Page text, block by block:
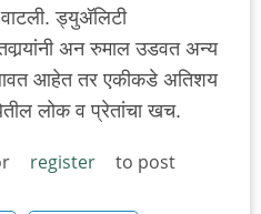
वाटली. ड्युअ‍ॅलिटी
अन रुमाल उडवत अन्य
आहेत तर एकीकडे अतिशय
लोक व प्रेतांचा खच.
register
to post